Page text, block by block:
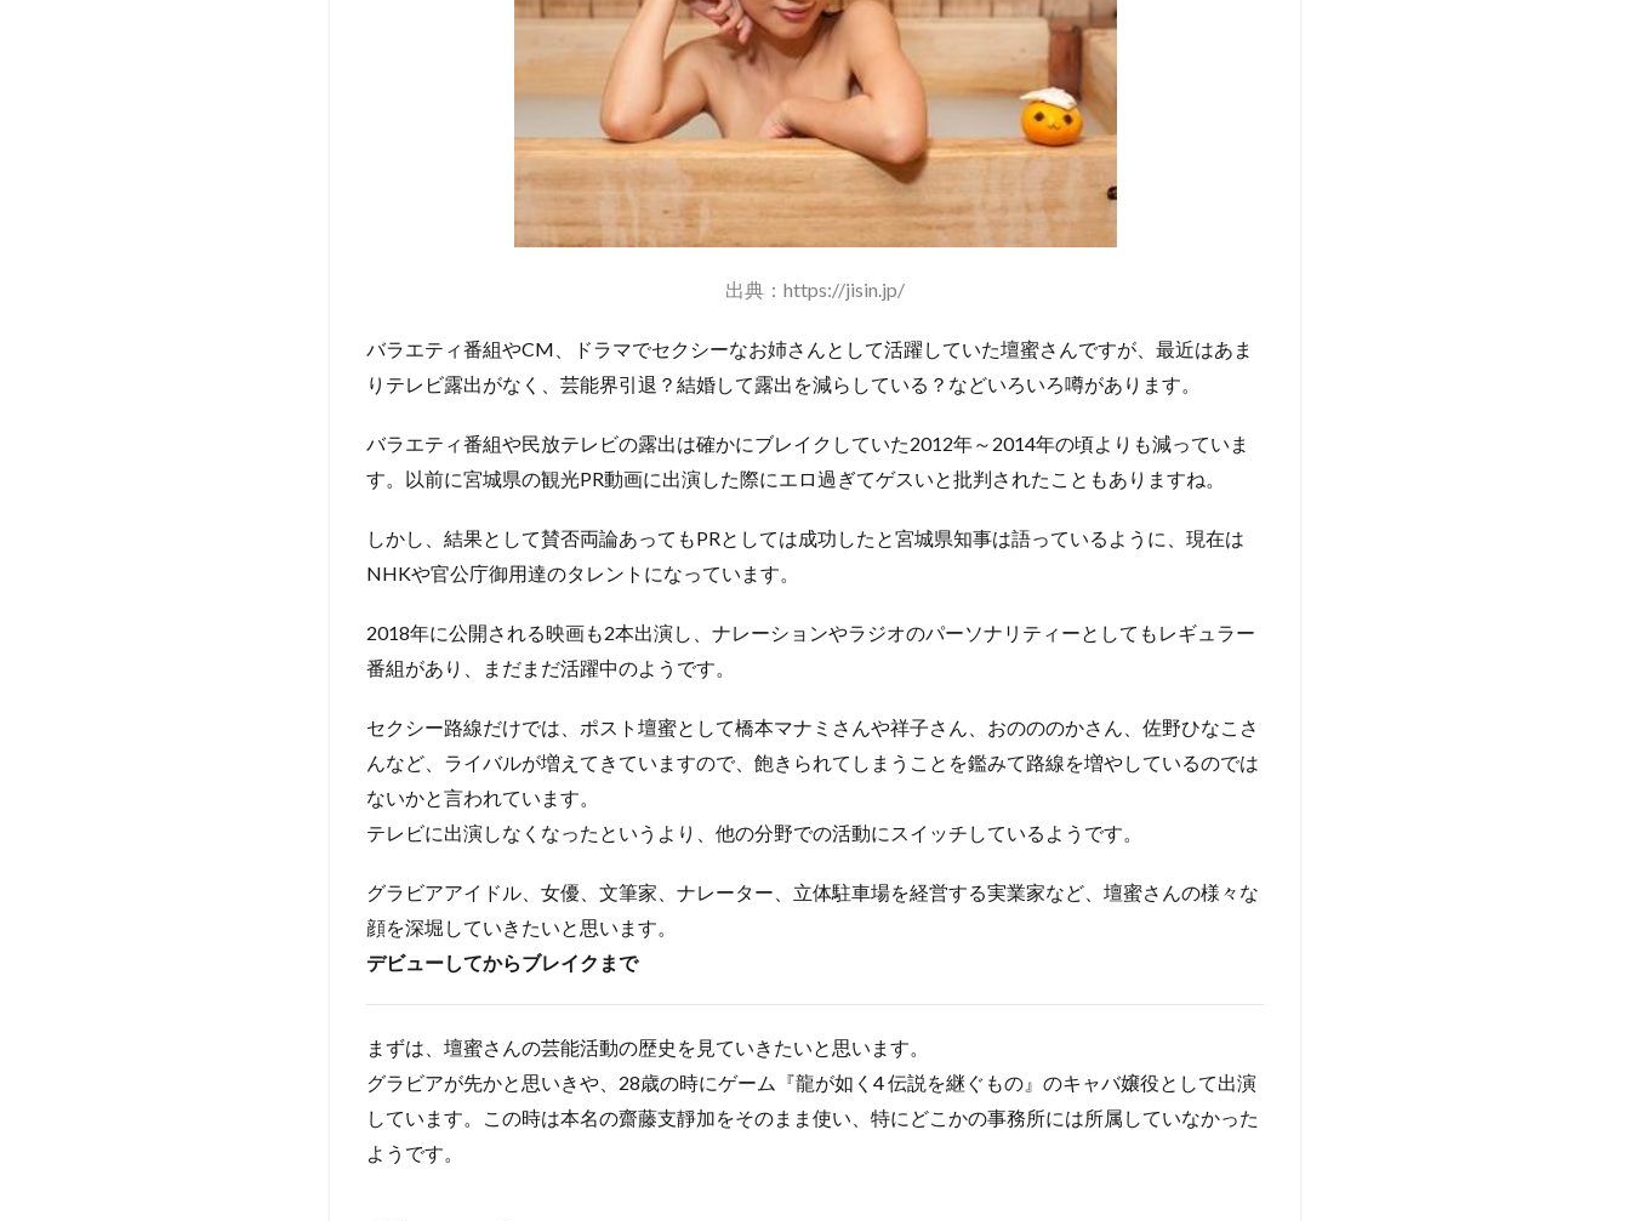
界に
入る
2.2
遅咲
グラ
ビア
アイ
3
路
変
更
し
た
理
飽
き
て
た
ら
3.1
壇蜜
さん
出典：https://jisin.jp/
バラエティ番組やCM、ドラマでセクシーなお姉さんとして活躍していた壇蜜さんですが、最近はあま
りテレビ露出がなく、芸能界引退？結婚して露出を減らしている？などいろいろ噂があります。
バラエティ番組や民放テレビの露出は確かにブレイクしていた2012年～2014年の頃よりも減っていま
す。以前に宮城県の観光PR動画に出演した際にエロ過ぎてゲスいと批判されたこともありますね。
しかし、結果として賛否両論あってもPRとしては成功したと宮城県知事は語っているように、現在は
NHKや官公庁御用達のタレントになっています。
2018年に公開される映画も2本出演し、ナレーションやラジオのパーソナリティーとしてもレギュラー
番組があり、まだまだ活躍中のようです。
セクシー路線だけでは、ポスト壇蜜として橋本マナミさんや祥子さん、おのののかさん、佐野ひなこさ
んなど、ライバルが増えてきていますので、飽きられてしまうことを鑑みて路線を増やしているのでは
ないかと言われています。
テレビに出演しなくなったというより、他の分野での活動にスイッチしているようです。
グラビアアイドル、女優、文筆家、ナレーター、立体駐車場を経営する実業家など、壇蜜さんの様々な
顔を深堀していきたいと思います。
デビューしてからブレイクまで
まずは、壇蜜さんの芸能活動の歴史を見ていきたいと思います。
グラビアが先かと思いきや、28歳の時にゲーム『龍が如く4 伝説を継ぐもの』のキャバ嬢役として出演
しています。この時は本名の齋藤支靜加をそのまま使い、特にどこかの事務所には所属していなかった
ようです。